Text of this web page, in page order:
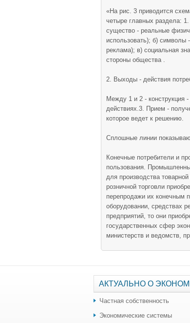
«На рис. 3 приводится
четыре главных раздела:
существо - реальные
использовать); б)
реклама); в) социальная
стороны общества .
2. Выходы - действия
Между 1 и 2 - конструкция
действиях.3. Прием -
которое ведет к решению.
Сплошные линии
Конечные потребители и
пользования.
для производства
розничной торговли
перепродажи их конечным
оборудовании, средствах
предприятий, то они
государственных сфер
министерств и ведомств,
АКТУАЛЬНО О
Частная собственность
Экономические системы